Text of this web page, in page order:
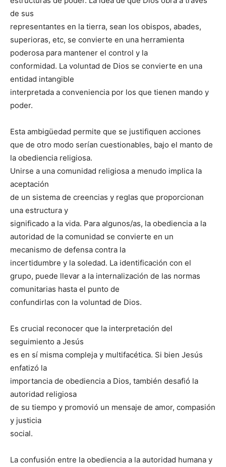
de sus
representantes en la tierra, sean los obispos, abades,
superioras, etc, se convierte en una herramienta
poderosa para mantener el control y la
conformidad. La voluntad de Dios se convierte en una
entidad intangible
interpretada a conveniencia por los que tienen mando y
poder.
Esta ambigüedad permite que se justifiquen acciones
que de otro modo serían cuestionables, bajo el manto de
la obediencia religiosa.
Unirse a una comunidad religiosa a menudo implica la
aceptación
de un sistema de creencias y reglas que proporcionan
una estructura y
significado a la vida. Para algunos/as, la obediencia a la
autoridad de la comunidad se convierte en un
mecanismo de defensa contra la
incertidumbre y la soledad. La identificación con el
grupo, puede llevar a la internalización de las normas
comunitarias hasta el punto de
confundirlas con la voluntad de Dios.
Es crucial reconocer que la interpretación del
seguimiento a Jesús
es en sí misma compleja y multifacética. Si bien Jesús
enfatizó la
importancia de obediencia a Dios, también desafió la
autoridad religiosa
de su tiempo y promovió un mensaje de amor, compasión
y justicia
social.
La confusión entre la obediencia a la autoridad humana y